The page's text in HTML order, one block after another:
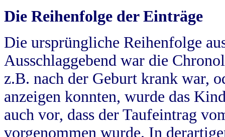
Die Reihenfolge der Einträge
Die ursprüngliche Reihenfolge
Ausschlaggebend war die
z.B. nach der Geburt krank war,
anzeigen konnten, wurde das
auch vor, dass der Taufeintrag
vorgenommen wurde. In